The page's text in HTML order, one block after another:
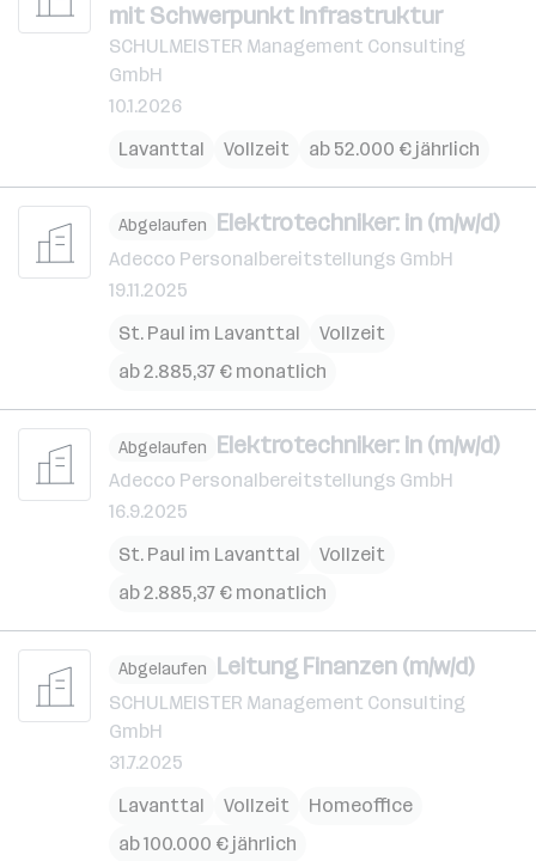
mit Schwerpunkt Infrastruktur
SCHULMEISTER Management Consulting
GmbH
10.1.2026
Lavanttal
Vollzeit ab 52.000 € jährlich
Abgelaufen Elektrotechniker: in (m/w/d)
Adecco Personalbereitstellungs GmbH
19.11.2025
St. Paul im Lavanttal
Vollzeit
ab 2.885,37 € monatlich
Abgelaufen Elektrotechniker: in (m/w/d)
Adecco Personalbereitstellungs GmbH
16.9.2025
St. Paul im Lavanttal
Vollzeit
ab 2.885,37 € monatlich
Abgelaufen Leitung Finanzen (m/w/d)
SCHULMEISTER Management Consulting
GmbH
31.7.2025
Lavanttal
Vollzeit
Homeoffice
ab 100.000 € jährlich